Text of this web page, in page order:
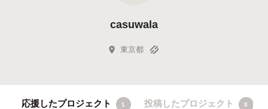
casuwala
東京都
応援したプロジェクト 1 投稿したプロジェクト 0